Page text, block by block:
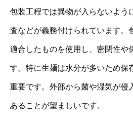
包装工程では異物が入らないよう
査などが義務付けられています。
適合したものを使用し、密閉性や
す。特に生麺は水分が多いため保
重要です。外部から菌や湿気が侵
あることが望ましいです。